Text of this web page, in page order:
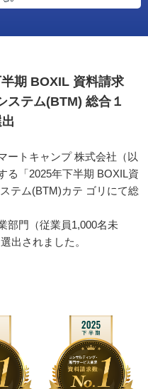
期 BOXIL 資料請求
ステム(BTM) 総合１
ートキャンプ 株式会社（以
る「2025年下半期 BOXIL資
テム(BTM)カテ ゴリにて総
部門（従業員1,000名未
出されました。